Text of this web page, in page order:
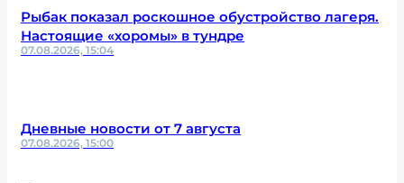
Рыбак показал роскошное обустройство лагеря.
Настоящие «хоромы» в тундре
07.08.2026, 15:04
Дневные новости от 7 августа
07.08.2026, 15:00